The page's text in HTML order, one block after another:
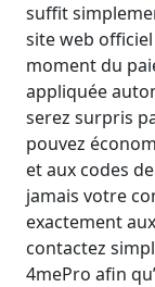
suffit
site web
moment du
appliquée
serez surpris
pouvez
et aux codes
jamais votre
exactement
contactez
4mePro afin